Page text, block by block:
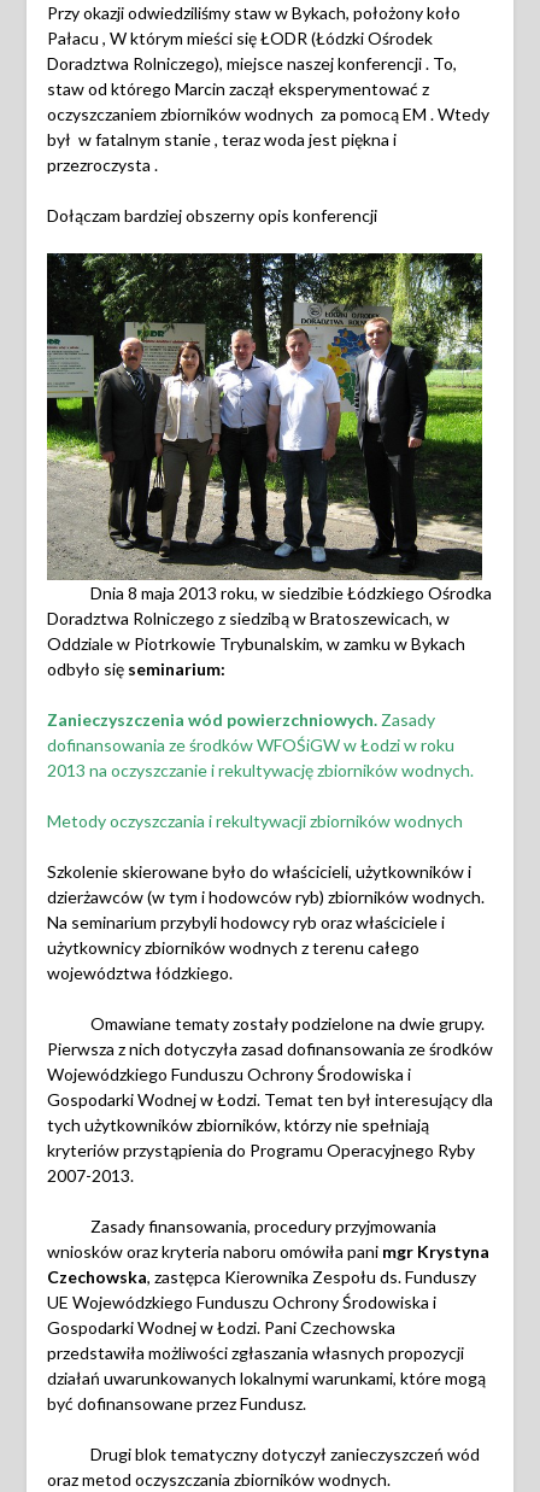
Przy okazji odwiedziliśmy staw w Bykach, położony koło
Pałacu , W którym mieści się ŁODR (Łódzki Ośrodek
Doradztwa Rolniczego), miejsce naszej konferencji . To,
staw od którego Marcin zaczął eksperymentować z
oczyszczaniem zbiorników wodnych za pomocą EM . Wtedy
był w fatalnym stanie , teraz woda jest piękna i
przezroczysta .
Dołączam bardziej obszerny opis konferencji
Dnia 8 maja 2013 roku, w siedzibie Łódzkiego Ośrodka
Doradztwa Rolniczego z siedzibą w Bratoszewicach, w
Oddziale w Piotrkowie Trybunalskim, w zamku w Bykach
odbyło sięseminarium:
Zanieczyszczenia wód powierzchniowych.Zasady
dofinansowania ze środków WFOŚiGW w Łodzi w roku
2013 na oczyszczanie i rekultywację zbiorników wodnych.
Metody oczyszczania i rekultywacji zbiorników wodnych
Szkolenie skierowane było do właścicieli, użytkowników i
dzierżawców (w tym i hodowców ryb) zbiorników wodnych.
Na seminarium przybyli hodowcy ryb oraz właściciele i
użytkownicy zbiorników wodnych z terenu całego
województwa łódzkiego.
Omawiane tematy zostały podzielone na dwie grupy.
Pierwsza z nich dotyczyła zasad dofinansowania ze środków
Wojewódzkiego Funduszu Ochrony Środowiska i
Gospodarki Wodnej w Łodzi. Temat ten był interesujący dla
tych użytkowników zbiorników, którzy nie spełniają
kryteriów przystąpienia do Programu Operacyjnego Ryby
2007-2013.
Zasady finansowania, procedury przyjmowania
wniosków oraz kryteria naboru omówiła pani mgr Krystyna
Czechowska, zastępca Kierownika Zespołu ds. Funduszy
UE Wojewódzkiego Funduszu Ochrony Środowiska i
Gospodarki Wodnej w Łodzi. Pani Czechowska
przedstawiła możliwości zgłaszania własnych propozycji
działań uwarunkowanych lokalnymi warunkami, które mogą
być dofinansowane przez Fundusz.
Drugi blok tematyczny dotyczył zanieczyszczeń wód
oraz metod oczyszczania zbiorników wodnych.